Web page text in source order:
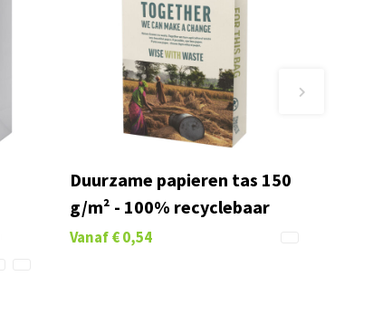
Duurzame papieren tas 150
g/m² - 100% recyclebaar
Vanaf€ 0,54